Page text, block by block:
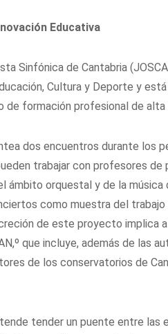
Educativa
Sinfónica de Cantabria
Cultura y Deporte y
de formación profesional de
dos encuentros durante los
trabajar con profesores de
ámbito orquestal y de la música
como muestra del
de este proyecto implica
que incluye, además de las
de los conservatorios de
tender un puente entre las